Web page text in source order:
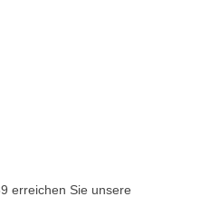
erreichen Sie unsere